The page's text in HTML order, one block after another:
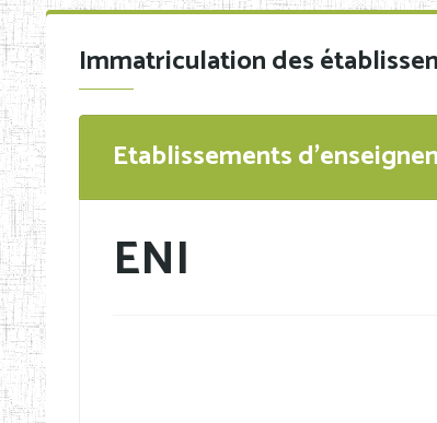
Immatriculation des
Etablissements
ENI